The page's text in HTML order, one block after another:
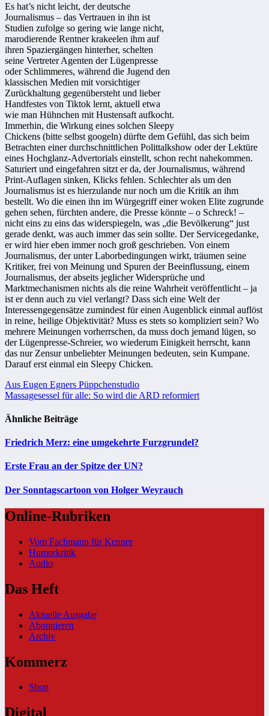
Es hat’s nicht leicht, der deutsche
Journalismus – das Vertrauen in ihn ist
Studien zufolge so gering wie lange nicht,
marodierende Rentner krakeelen ihm auf
ihren Spaziergängen hinterher, schelten
seine Vertreter Agenten der Lügenpresse
oder Schlimmeres, während die Jugend den
klassischen Medien mit vorsichtiger
Zurückhaltung gegenübersteht und lieber
Handfestes von Tiktok lernt, aktuell etwa
wie man Hühnchen mit Hustensaft aufkocht.
Immerhin, die Wirkung eines solchen Sleepy
Chickens (bitte selbst googeln) dürfte dem Gefühl, das sich beim
Betrachten einer durchschnittlichen Polittalkshow oder der Lektüre
eines Hochglanz-Advertorials einstellt, schon recht nahekommen.
Saturiert und eingefahren sitzt er da, der Journalismus, während
Print-Auflagen sinken, Klicks fehlen. Schlechter als um den
Journalismus ist es hierzulande nur noch um die Kritik an ihm
bestellt. Wo die einen ihn im Würgegriff einer woken Elite zugrunde
gehen sehen, fürchten andere, die Presse könnte – o Schreck! –
nicht eins zu eins das widerspiegeln, was „die Bevölkerung“ just
gerade denkt, was auch immer das sein sollte. Der Servicegedanke,
er wird hier eben immer noch groß geschrieben. Von einem
Journalismus, der unter Laborbedingungen wirkt, träumen seine
Kritiker, frei von Meinung und Spuren der Beeinflussung, einem
Journalismus, der abseits jeglicher Widersprüche und
Marktmechanismen nichts als die reine Wahrheit veröffentlicht – ja
ist er denn auch zu viel verlangt? Dass sich eine Welt der
Interessengegensätze zumindest für einen Augenblick einmal auflöst
in reine, heilige Objektivität? Muss es stets so kompliziert sein? Wo
mehrere Meinungen vorherrschen, da muss doch jemand lügen, so
der Lügenpresse-Schreier, wo wiederum Einigkeit herrscht, kann
das nur Zensur unbeliebter Meinungen bedeuten, sein Kumpane.
Darauf erst einmal ein Sleepy Chicken.
Beitragsnavigation
Aus Eugen Egners Püppchenstudio
Massagesessel für alle: So wird die ARD reformiert
Ähnliche Beiträge
Friedrich Merz: eine umgekehrte Furzgrundel?
Erste Frau an der Spitze der UN?
Der Sonntagscartoon von Holger Weyrauch
Online-Rubriken
Vom Fachmann für Kenner
Humorkritik
Audio
Das Heft
Aktuelle Ausgabe
Abonnieren
Archiv
Kommerz
Shop
Digital